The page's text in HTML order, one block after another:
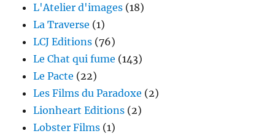
L'Atelier d'images (18)
La Traverse (1)
LCJ Editions (76)
Le Chat qui fume (143)
Le Pacte (22)
Les Films du Paradoxe (2)
Lionheart Editions (2)
Lobster Films (1)